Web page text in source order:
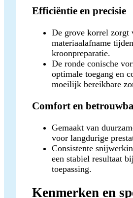
Efficiëntie en precisie
De grove korrel zorgt
materiaalafname
kroonpreparatie.
De ronde conische
optimale toegang en
moeilijk bereikbare
Comfort en
Gemaakt van
voor langdurige
Consistente
een stabiel resultaat
toepassing.
Kenmerken en